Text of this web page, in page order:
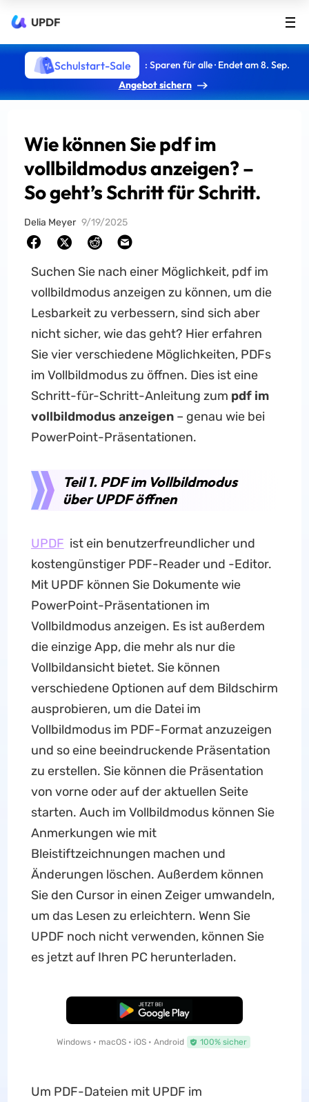
UPDF
Schulstart-Sale
: Sparen für alle · Endet am 8. Sep.
Angebot sichern
Wie können Sie pdf im
vollbildmodus anzeigen? –
So geht’s Schritt für Schritt.
Delia Meyer 9/19/2025
Suchen Sie nach einer Möglichkeit, pdf im
vollbildmodus anzeigen zu können, um die
Lesbarkeit zu verbessern, sind sich aber
nicht sicher, wie das geht? Hier erfahren
Sie vier verschiedene Möglichkeiten, PDFs
im Vollbildmodus zu öffnen. Dies ist eine
Schritt-für-Schritt-Anleitung zum pdf im
vollbildmodus anzeigen– genau wie bei
PowerPoint-Präsentationen.
Teil 1. PDF im Vollbildmodus
über UPDF öffnen
UPDF ist ein benutzerfreundlicher und
kostengünstiger PDF-Reader und -Editor.
Mit UPDF können Sie Dokumente wie
PowerPoint-Präsentationen im
Vollbildmodus anzeigen. Es ist außerdem
die einzige App, die mehr als nur die
Vollbildansicht bietet. Sie können
verschiedene Optionen auf dem Bildschirm
ausprobieren, um die Datei im
Vollbildmodus im PDF-Format anzuzeigen
und so eine beeindruckende Präsentation
zu erstellen. Sie können die Präsentation
von vorne oder auf der aktuellen Seite
starten. Auch im Vollbildmodus können Sie
Anmerkungen wie mit
Bleistiftzeichnungen machen und
Änderungen löschen. Außerdem können
Sie den Cursor in einen Zeiger umwandeln,
um das Lesen zu erleichtern. Wenn Sie
UPDF noch nicht verwenden, können Sie
es jetzt auf Ihren PC herunterladen.
Kostenloser Download
Windows • macOS • iOS • Android 100% sicher
Um PDF-Dateien mit UPDF im